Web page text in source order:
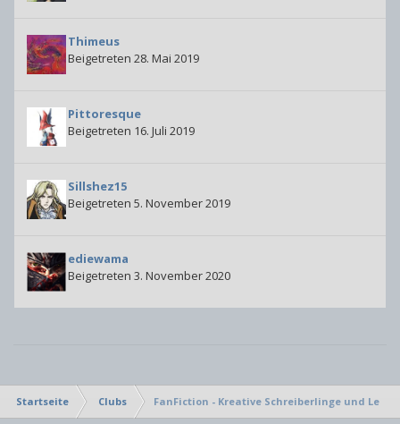
Thimeus
Beigetreten 28. Mai 2019
Pittoresque
Beigetreten 16. Juli 2019
Sillshez15
Beigetreten 5. November 2019
ediewama
Beigetreten 3. November 2020
Startseite Clubs FanFiction - Kreative Schreiberlinge und